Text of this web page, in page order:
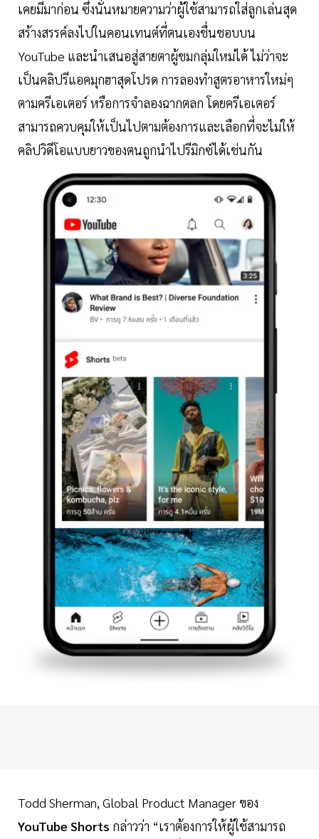
เคยมีมาก่อน ซึ่งนั่นหมายความว่าผู้ใช้สามารถใส่ลูกเล่นสุด
สร้างสรรค์ลงไปในคอนเทนต์ที่ตนเองชื่นชอบบน
YouTube และนำเสนอสู่สายตาผู้ชมกลุ่มใหม่ได้ ไม่ว่าจะ
เป็นคลิปรีแอคมุกฮาสุดโปรด การลองทำสูตรอาหารใหม่ๆ
ตามครีเอเตอร์ หรือการจำลองฉากตลก โดยครีเอเตอร์
สามารถควบคุมให้เป็นไปตามต้องการและเลือกที่จะไม่ให้
คลิปวิดีโอแบบยาวของตนถูกนำไปรีมิกซ์ได้เช่นกัน
Todd Sherman, Global Product Manager ของ
YouTube Shorts กล่าวว่า “เราต้องการให้ผู้ใช้สามารถ